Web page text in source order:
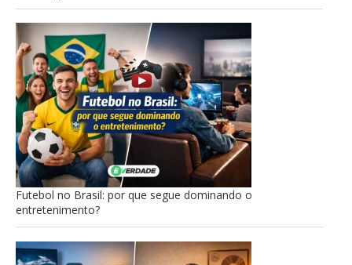
Futebol no Brasil: por que segue dominando o
entretenimento?